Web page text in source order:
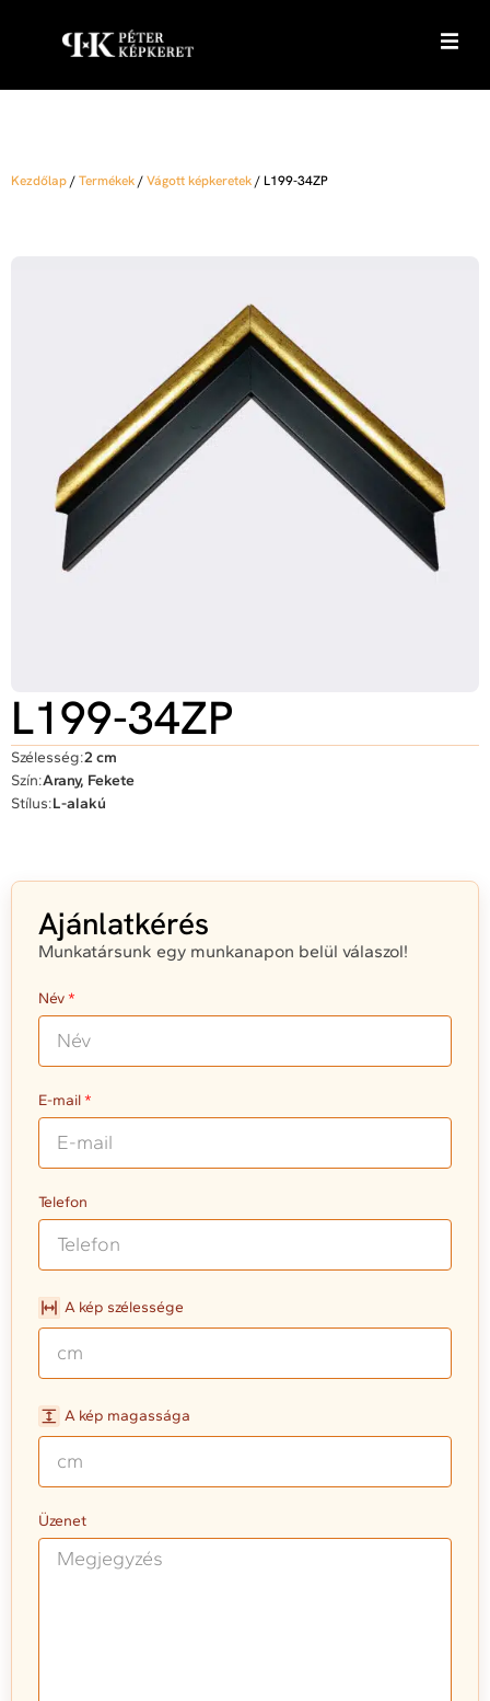
Kezdőlap/Termékek/Vágott képkeretek/L199-34ZP
L199-34ZP
Szélesség:2 cm
Szín:Arany, Fekete
Stílus:L-alakú
Ajánlatkérés
Munkatársunk egy munkanapon belül válaszol!
Név
E-mail
Telefon
A kép szélessége
A kép magassága
Üzenet